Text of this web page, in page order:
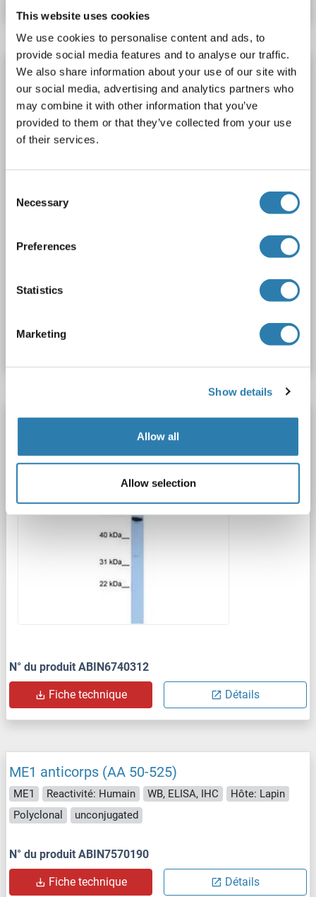
This website uses cookies
We use cookies to personalise content and ads, to
provide social media features and to analyse our traffic.
We also share information about your use of our site with
our social media, advertising and analytics partners who
may combine it with other information that you’ve
provided to them or that they’ve collected from your use
of their services.
Selection
Necessary
Preferences
Statistics
Marketing
Show details
Allow all
Allow selection
ME1 anticorps (AA 1-300)
ME1 Reactivité: Humain WB Hôte: Lapin
Polyclonal
unconjugated
1 image
Fiche technique
ME1 anticorps (AA 36-85)
Reactivité: Humain, Chien, Porc
Polyclonal
unconjugated
N° du produit ABIN6740312
Fiche technique Détails
ME1 anticorps (AA 50-525)
ME1 Reactivité: Humain WB, ELISA, IHC
Hôte: Lapin
Polyclonal
unconjugated
N° du produit ABIN7570190
Fiche technique Détails